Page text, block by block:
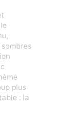
plus
: la